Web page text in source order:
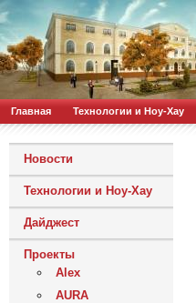
Главная Технологии и Ноу-Хау
Новости
Технологии и Ноу-Хау
Дайджест
Проекты
Alex
AURA